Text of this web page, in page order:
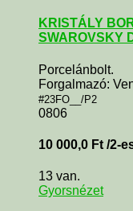
KRISTÁLY
SWAROVSKY
Porcelánbolt.
Forgalmazó:
#23FO__/P2
0806
10 000,0 Ft /2-
13 van.
Gyorsnézet